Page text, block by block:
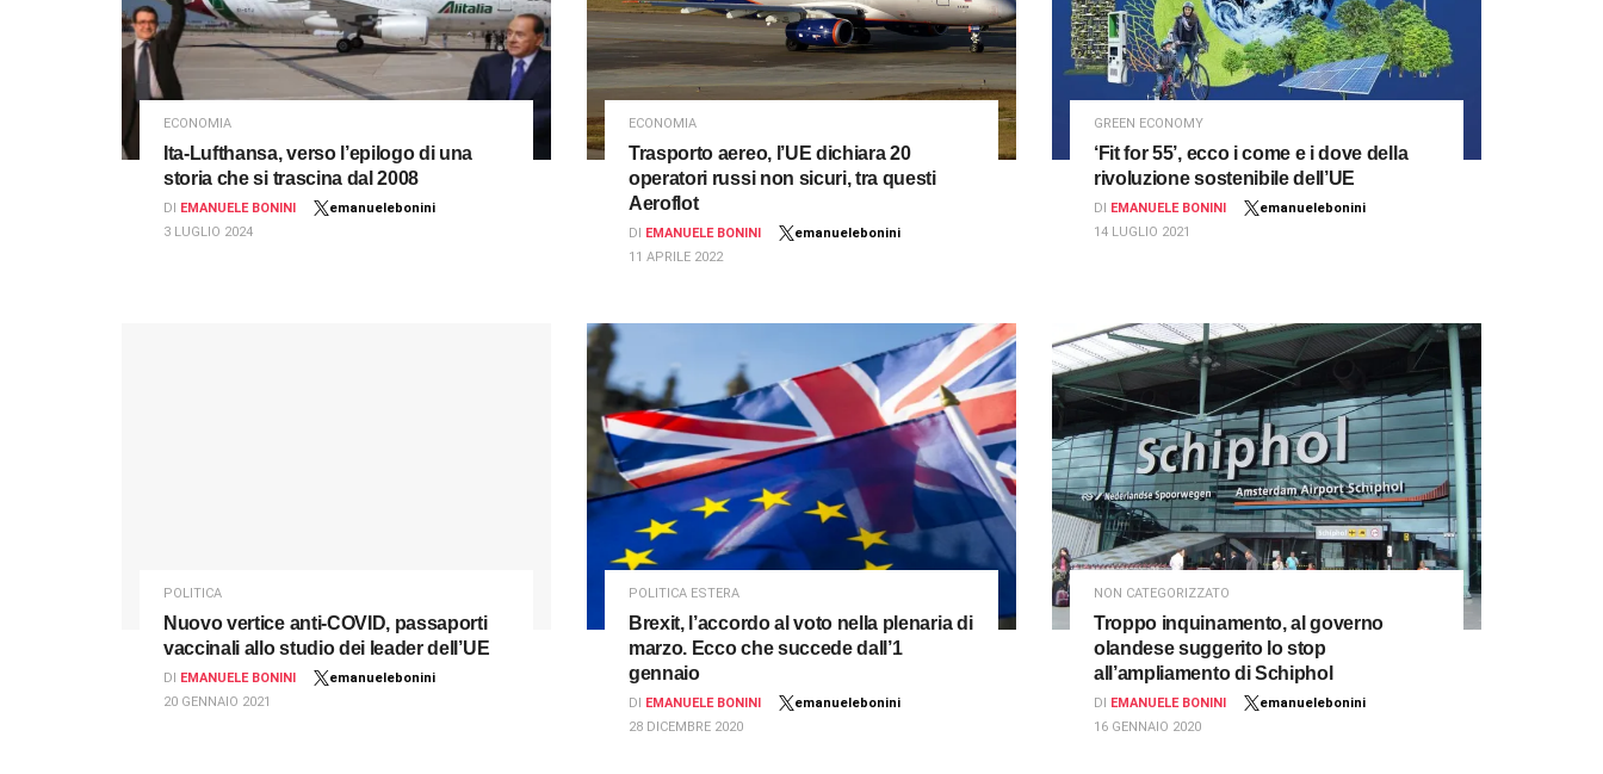
ECONOMIA
Ita-Lufthansa, verso l’epilogo di una
storia che si trascina dal 2008
DI EMANUELE BONINI
emanuelebonini
3 LUGLIO 2024
ECONOMIA
Trasporto aereo, l’UE dichiara 20
operatori russi non sicuri, tra questi
Aeroflot
DI EMANUELE BONINI
emanuelebonini
11 APRILE 2022
GREEN ECONOMY
‘Fit for 55’, ecco i come e i dove della
rivoluzione sostenibile dell’UE
DI EMANUELE BONINI
emanuelebonini
14 LUGLIO 2021
POLITICA
Nuovo vertice anti-COVID, passaporti
vaccinali allo studio dei leader dell’UE
DI EMANUELE BONINI
emanuelebonini
20 GENNAIO 2021
POLITICA ESTERA
Brexit, l’accordo al voto nella plenaria di
marzo. Ecco che succede dall’1
gennaio
DI EMANUELE BONINI
emanuelebonini
28 DICEMBRE 2020
NON CATEGORIZZATO
Troppo inquinamento, al governo
olandese suggerito lo stop
all’ampliamento di Schiphol
DI EMANUELE BONINI
emanuelebonini
16 GENNAIO 2020